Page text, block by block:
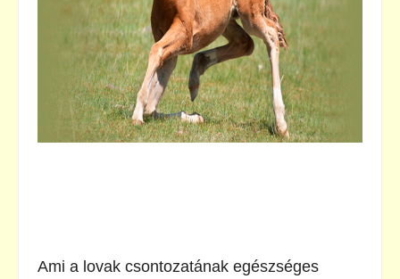
Ami a lovak csontozatának egészséges